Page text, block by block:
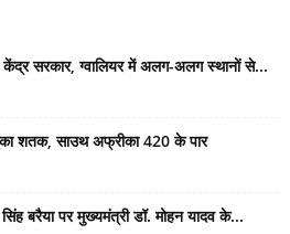
केंद्र सरकार, ग्वालियर में अलग-अलग स्थानों से...
शतक, साउथ अफ्रीका 420 के पार
बरैया पर मुख्यमंत्री डॉ. मोहन यादव के...